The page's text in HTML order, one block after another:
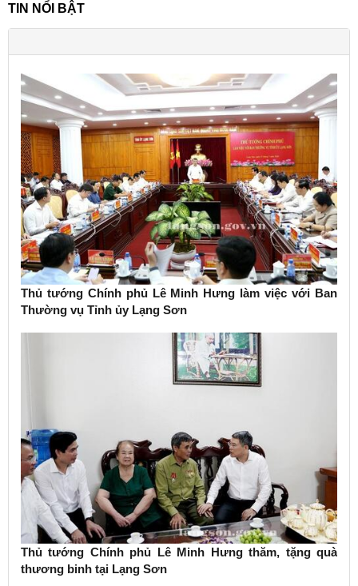
TIN NỔI BẬT
Thủ tướng Chính phủ Lê Minh Hưng làm việc với Ban
Thường vụ Tỉnh ủy Lạng Sơn
Thủ tướng Chính phủ Lê Minh Hưng thăm, tặng quà
thương binh tại Lạng Sơn